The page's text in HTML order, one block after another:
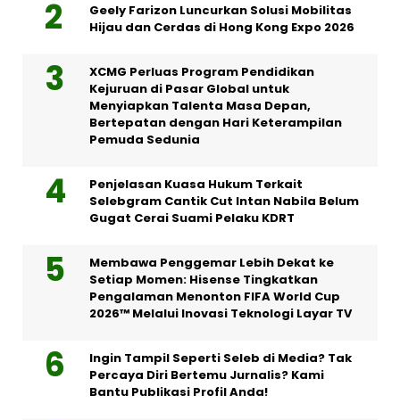
Geely Farizon Luncurkan Solusi Mobilitas
Hijau dan Cerdas di Hong Kong Expo 2026
XCMG Perluas Program Pendidikan
Kejuruan di Pasar Global untuk
Menyiapkan Talenta Masa Depan,
Bertepatan dengan Hari Keterampilan
Pemuda Sedunia
Penjelasan Kuasa Hukum Terkait
Selebgram Cantik Cut Intan Nabila Belum
Gugat Cerai Suami Pelaku KDRT
Membawa Penggemar Lebih Dekat ke
Setiap Momen: Hisense Tingkatkan
Pengalaman Menonton FIFA World Cup
2026™ Melalui Inovasi Teknologi Layar TV
Ingin Tampil Seperti Seleb di Media? Tak
Percaya Diri Bertemu Jurnalis? Kami
Bantu Publikasi Profil Anda!